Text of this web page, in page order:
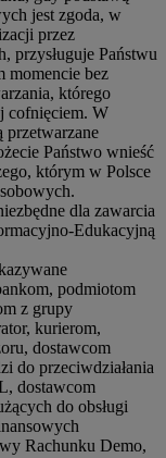
jest zgoda, w
przez
przysługuje Państwu
momencie bez
którego
cofnięciem. W
przetwarzane
Państwo wnieść
którym w Polsce
dla zawarcia
Edukacyjną
podmiotom
z grupy
kurierom,
dostawcom
do przeciwdziałania
dostawcom
do obsługi
Rachunku Demo,